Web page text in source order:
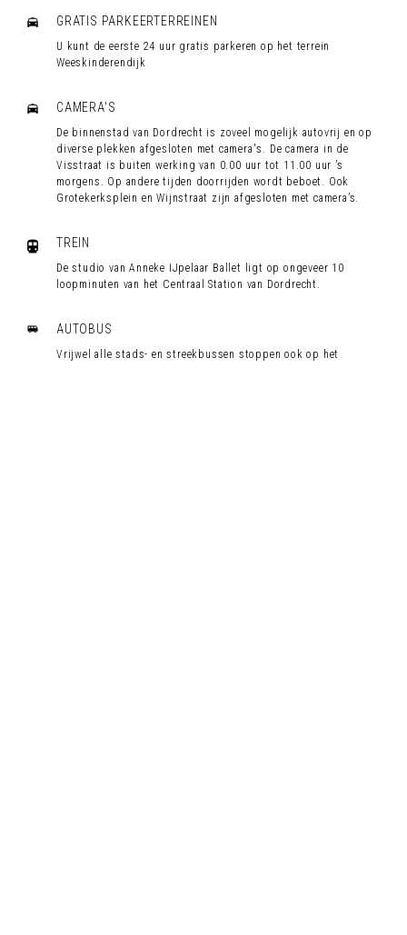
GRATIS PARKEERTERREINEN
U kunt de eerste 24 uur gratis parkeren op het terrein
Weeskinderendijk
CAMERA'S
De binnenstad van Dordrecht is zoveel mogelijk autovrij en op
diverse plekken afgesloten met camera's. De camera in de
Visstraat is buiten werking van 0.00 uur tot 11.00 uur ’s
morgens. Op andere tijden doorrijden wordt beboet. Ook
Grotekerksplein en Wijnstraat zijn afgesloten met camera’s.
TREIN
De studio van Anneke IJpelaar Ballet ligt op ongeveer 10
loopminuten van het Centraal Station van Dordrecht.
AUTOBUS
Vrijwel alle stads- en streekbussen stoppen ook op het